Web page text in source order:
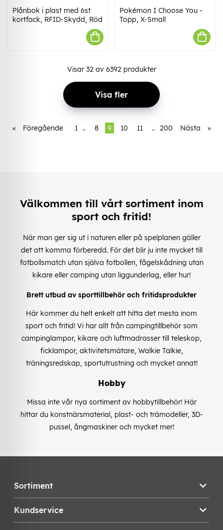
Plånbok i plast med 6st
kortfack, RFID-Skydd, Röd
Pokémon I Choose You -
Topp, X-Small
Visar 32av 6392produkter
Visa fler
« Föregående 1 .. 8 9 10 11 .. 200 Nästa »
Välkommen till vårt sortiment inom
sport och fritid!
När man ger sig ut i naturen eller på spelplanen gäller
det att komma förberedd. För det blir ju inte mycket till
fotbollsmatch utan själva fotbollen, fågelskådning utan
kikare eller camping utan liggunderlag, eller hur!
Brett utbud av sporttillbehör och fritidsprodukter
Här kommer du helt enkelt att hitta det mesta inom
sport och fritid! Vi har allt från campingtillbehör som
campinglampor, kikare och luftmadrasser till teleskop,
ficklampor, aktivitetsmätare, Walkie Talkie,
träningsredskap, sportutrustning och mycket annat!
Hobby
Missa inte vår nya sortiment av hobbytillbehör! Här
hittar du konstnärsmaterial, plast- och trämodeller, 3D-
pussel, ångmaskiner och mycket mer!
Sortiment
Kundservice